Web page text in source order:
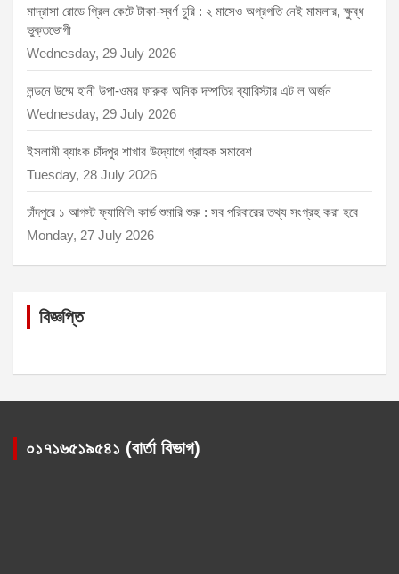
মাদ্রাসা রোডে গ্রিল কেটে টাকা-স্বর্ণ চুরি : ২ মাসেও অগ্রগতি নেই মামলার, ক্ষুব্ধ
ভুক্তভোগী
Wednesday, 29 July 2026
লন্ডনে উম্মে হানী উপা-ওমর ফারুক অনিক দম্পতির ব্যারিস্টার এট ল অর্জন
Wednesday, 29 July 2026
ইসলামী ব্যাংক চাঁদপুর শাখার উদ্যোগে গ্রাহক সমাবেশ
Tuesday, 28 July 2026
চাঁদপুরে ১ আগস্ট ফ্যামিলি কার্ড শুমারি শুরু : সব পরিবারের তথ্য সংগ্রহ করা হবে
Monday, 27 July 2026
বিজ্ঞপ্তি
০১৭১৬৫১৯৫৪১ (বার্তা বিভাগ)